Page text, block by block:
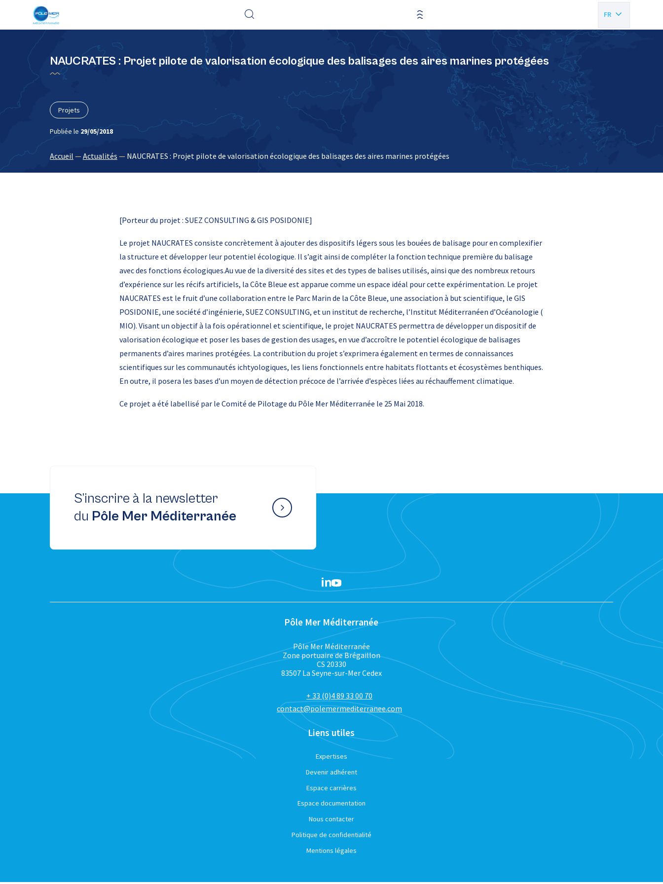
FR
NAUCRATES : Projet pilote de valorisation écologique des balisages des aires marines protégées
Projets
Publiée le 29/05/2018
Accueil —Actualités — NAUCRATES : Projet pilote de valorisation écologique des balisages des aires marines protégées
[Porteur du projet : SUEZ CONSULTING & GIS POSIDONIE]
Le projet NAUCRATES consiste concrètement à ajouter des dispositifs légers sous les bouées de balisage pour en complexifier
la structure et développer leur potentiel écologique. Il s’agit ainsi de compléter la fonction technique première du balisage
avec des fonctions écologiques.Au vue de la diversité des sites et des types de balises utilisés, ainsi que des nombreux retours
d’expérience sur les récifs artificiels, la Côte Bleue est apparue comme un espace idéal pour cette expérimentation. Le projet
NAUCRATES est le fruit d’une collaboration entre le Parc Marin de la Côte Bleue, une association à but scientifique, le GIS
POSIDONIE, une société d’ingénierie, SUEZ CONSULTING, et un institut de recherche, l’Institut Méditerranéen d’Océanologie (
MIO). Visant un objectif à la fois opérationnel et scientifique, le projet NAUCRATES permettra de développer un dispositif de
valorisation écologique et poser les bases de gestion des usages, en vue d’accroître le potentiel écologique de balisages
permanents d’aires marines protégées. La contribution du projet s’exprimera également en termes de connaissances
scientifiques sur les communautés ichtyologiques, les liens fonctionnels entre habitats flottants et écosystèmes benthiques.
En outre, il posera les bases d’un moyen de détection précoce de l’arrivée d’espèces liées au réchauffement climatique.
Ce projet a été labellisé par le Comité de Pilotage du Pôle Mer Méditerranée le 25 Mai 2018.
S’inscrire à la newsletter
du Pôle Mer Méditerranée
Pôle Mer Méditerranée
Pôle Mer Méditerranée
Zone portuaire de Brégaillon
CS 20330
83507 La Seyne-sur-Mer Cedex
+ 33 (0)4 89 33 00 70
contact@polemermediterranee.com
Liens utiles
Expertises
Devenir adhérent
Espace carrières
Espace documentation
Nous contacter
Politique de confidentialité
Mentions légales
Panneau de gestion des cookies